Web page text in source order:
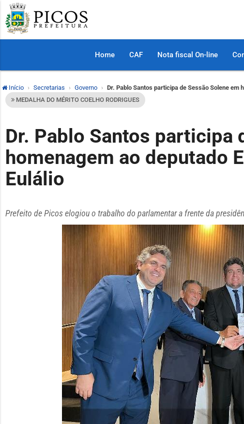
Home CAF Nota fiscal On-line
Início Secretarias Governo
Dr. Pablo Santos participa de Sessão Solene em
MEDALHA DO MÉRITO COELHO RODRIGUES
Dr. Pablo Santos participa
homenagem ao deputado
Eulálio
Prefeito de Picos elogiou o trabalho do parlamentar a frente da